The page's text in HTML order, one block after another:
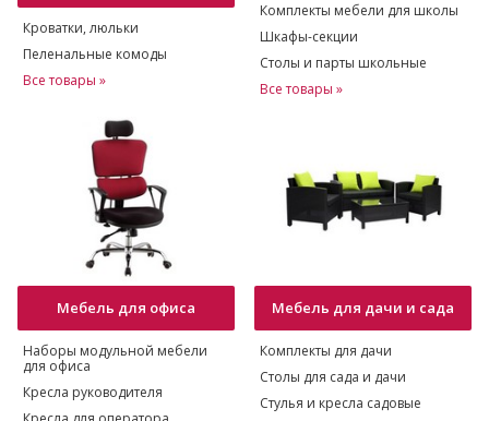
Кроватки, люльки
Пеленальные комоды
Все товары »
Комплекты мебели для школы
Шкафы-секции
Столы и парты школьные
Все товары »
Мебель для офиса
Наборы модульной мебели
для офиса
Кресла руководителя
Мебель для дачи и сада
Комплекты для дачи
Столы для сада и дачи
Стулья и кресла садовые